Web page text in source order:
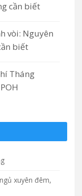
cần biết
vòi: Nguyên
biết
Tháng
xuyên đêm,